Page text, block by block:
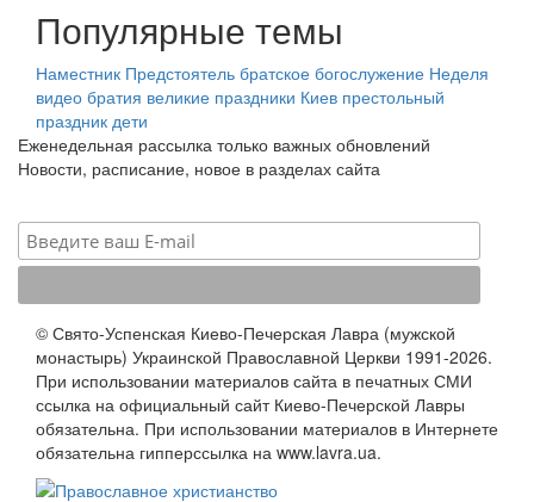
Популярные темы
Наместник Предстоятель братское богослужение Неделя
видео братия великие праздники Киев престольный
праздник дети
Еженедельная рассылка только важных обновлений
Новости, расписание, новое в разделах сайта
© Свято-Успенская Киево-Печерская Лавра (мужской
монастырь) Украинской Православной Церкви 1991-2026.
При использовании материалов сайта в печатных СМИ
ссылка на официальный сайт Киево-Печерской Лавры
обязательна. При использовании материалов в Интернете
обязательна гипперссылка на www.lavra.ua.